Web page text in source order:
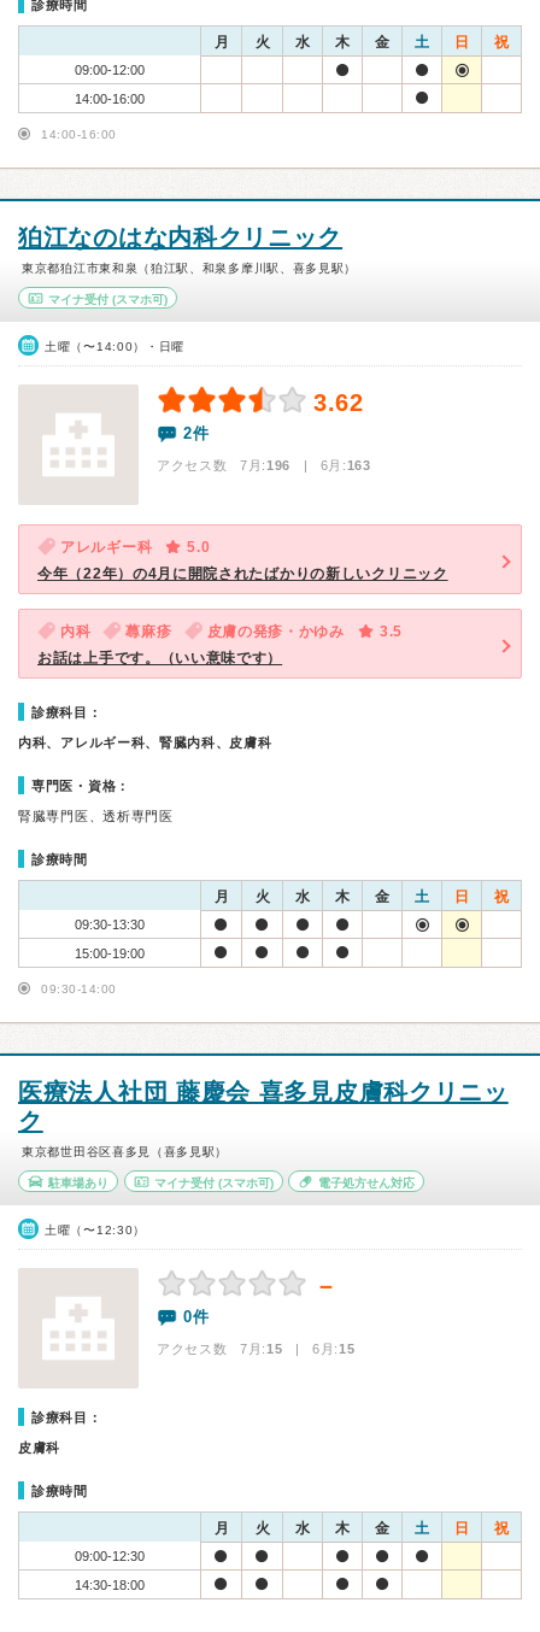
診療時間
月 火 水 木 金 土 日 祝
09:00-12:00
14:00-16:00
14:00-16:00
狛江なのはな内科クリニック
東京都狛江市東和泉（狛江駅、和泉多摩川駅、喜多見駅）
マイナ受付 (スマホ可)
土曜（〜14:00）・日曜
3.62
2件
アクセス数 7月:196 | 6月:163
アレルギー科
5.0
今年（22年）の4月に開院されたばかりの新しいクリニック
内科 蕁麻疹 皮膚の発疹・かゆみ
3.5
お話は上手です。（いい意味です）
診療科目：
内科、アレルギー科、腎臓内科、皮膚科
専門医・資格：
腎臓専門医、透析専門医
診療時間
月 火 水 木 金 土 日 祝
09:30-13:30
15:00-19:00
09:30-14:00
医療法人社団 藤慶会 喜多見皮膚科クリニッ
ク
東京都世田谷区喜多見（喜多見駅）
駐車場あり マイナ受付(スマホ可) 電子処方せん対応
土曜（〜12:30）
－
0件
アクセス数 7月:15 | 6月:15
診療科目：
皮膚科
診療時間
月 火 水 木 金 土 日 祝
09:00-12:30
14:30-18:00